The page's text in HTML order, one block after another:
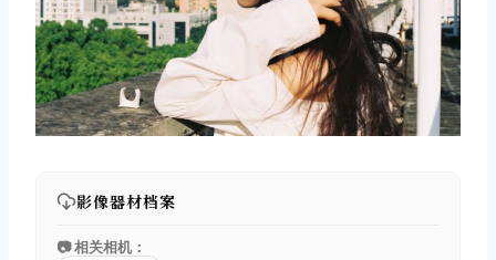
影像器材档案
📷 相关相机：